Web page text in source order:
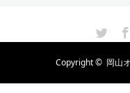
YouTube
Copyright © 岡山